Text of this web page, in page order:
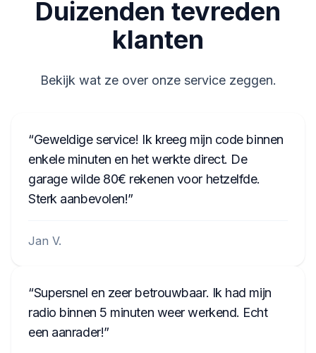
IAM001786
Duizenden tevreden
klanten
Bekijk wat ze over onze service zeggen.
Geweldige service! Ik kreeg mijn code binnen
enkele minuten en het werkte direct. De
garage wilde 80€ rekenen voor hetzelfde.
Sterk aanbevolen!
Jan V.
Supersnel en zeer betrouwbaar. Ik had mijn
radio binnen 5 minuten weer werkend. Echt
een aanrader!